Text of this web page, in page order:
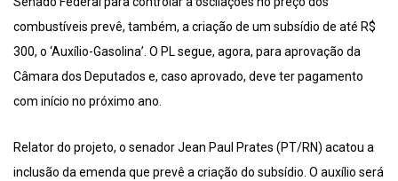
combustíveis prevê, também, a criação de um subsídio de até R$
300, o ‘Auxílio-Gasolina’. O PL segue, agora, para aprovação da
Câmara dos Deputados e, caso aprovado, deve ter pagamento
com início no próximo ano.
Relator do projeto, o senador Jean Paul Prates (PT/RN) acatou a
inclusão da emenda que prevê a criação do subsídio. O auxílio será